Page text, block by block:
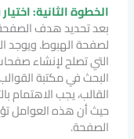
الخطوة الثانية:
بعد تحديد هدف
لصفحة الهبوط. ويوجد
التي تصلح لإنشاء
البحث في مكتبة
القالب، يجب الاهتمام
حيث أن هذه العوامل
الصفحة.